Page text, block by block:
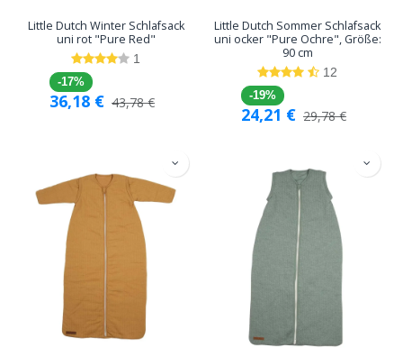
Little Dutch Winter Schlafsack
uni rot "Pure Red"
1
-17%
36,18 € 43,78€
Little Dutch Sommer Schlafsack
uni ocker "Pure Ochre", Größe:
90 cm
12
-19%
24,21 € 29,78€